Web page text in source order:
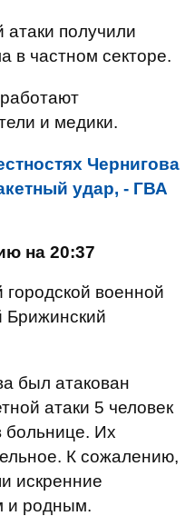
атаки получили
в частном секторе.
и медики.
Чернигова
удар, - ГВА
на 20:37
городской военной
Брижинский
был атакован
атаки 5 человек
больнице. Их
К сожалению,
искренние
и родным.